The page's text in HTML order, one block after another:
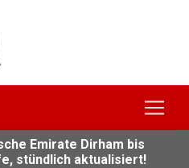
Emirate Dirham bis
stündlich aktualisiert!